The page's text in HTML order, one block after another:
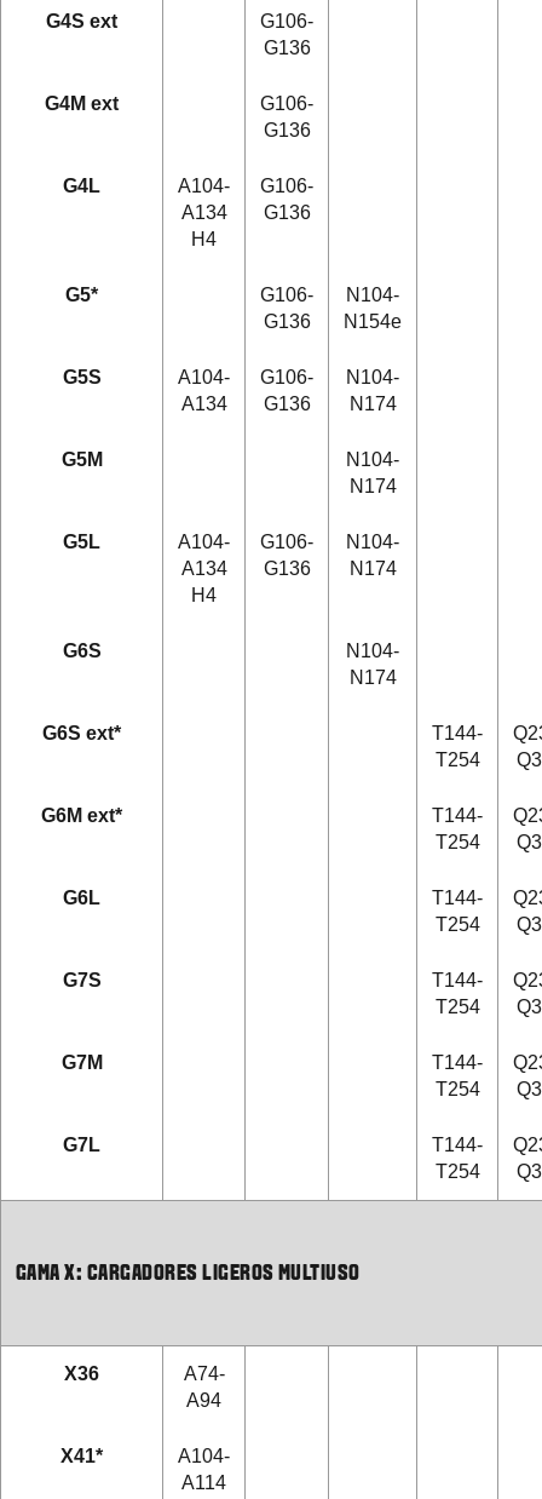
G4S ext
G106-
G136
G4M ext
G106-
G136
G4L
A104-
A134
H4
G106-
G136
G5*
G106-
G136
N104-
N154e
G5S
A104-
A134
G106-
G136
N104-
N174
G5M
N104-
N174
G5L
A104-
A134
H4
G106-
G136
N104-
N174
G6S
N104-
N174
G6S ext*
T144-
T254
G6M ext*
T144-
T254
G6L
T144-
T254
G7S
T144-
T254
G7M
T144-
T254
G7L
T144-
T254
GAMA X: CARGADORES LIGEROS MULTIUSO
X36
A74-
A94
X41*
A104-
A114